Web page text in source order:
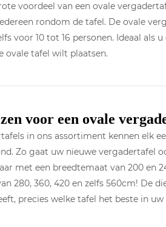
voordeel van een ovale
rondom de tafel. De ovale
voor 10 tot 16 personen. Ideaal
ovale tafel wilt plaatsen.
voor een ovale
in ons assortiment kennen elk
Zo gaat uw nieuwe vergadertafel
met een breedtemaat van 200 en
280, 360, 420 en zelfs 560cm! De
precies welke tafel het beste in